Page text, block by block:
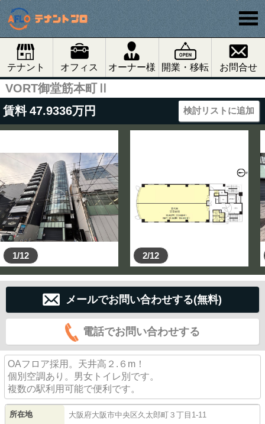
テナント オフィス オーナー様 開業・移転 お問合せ
VORT御堂筋本町Ⅱ
賃料 47.9336万円 検討リストに追加
1/12 2/12
メールでお問い合わせする(無料)
電話でお問い合わせする
OAフロア採用。天井高２.６m！
個別空調あり。男女トイレ別です。
複数の駅利用可能で便利です。
所在地 大阪府大阪市中央区久太郎町 ３丁目1-11